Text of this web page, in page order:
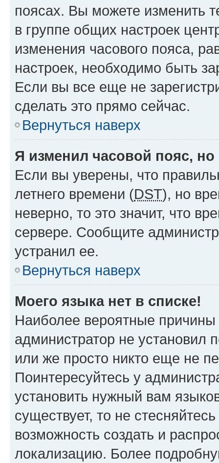
поясах. Вы можете изменить
в группе общих настроек
изменения часового пояса,
настроек, необходимо быть
Если вы все еще не
сделать это прямо сейчас.
Вернуться наверх
Я изменил часовой пояс,
Если вы уверены, что
летнего времени (DST), но
неверно, то это значит, что
сервере. Сообщите
устранил ее.
Вернуться наверх
Моего языка нет в списке!
Наиболее вероятные причины
администратор не установил
или же просто никто еще не
Поинтересуйтесь у
установить нужный вам
существует, то не
возможность создать и
локализацию. Более